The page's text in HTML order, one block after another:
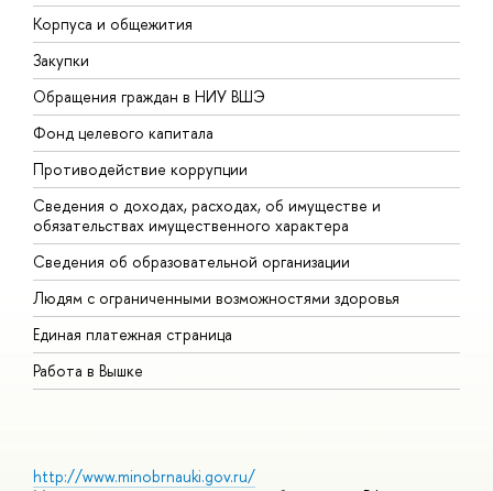
Корпуса и общежития
Закупки
Обращения граждан в НИУ ВШЭ
Фонд целевого капитала
Противодействие коррупции
Сведения о доходах, расходах, об имуществе и
обязательствах имущественного характера
Сведения об образовательной организации
Людям с ограниченными возможностями здоровья
Единая платежная страница
Работа в Вышке
http://www.minobrnauki.gov.ru/